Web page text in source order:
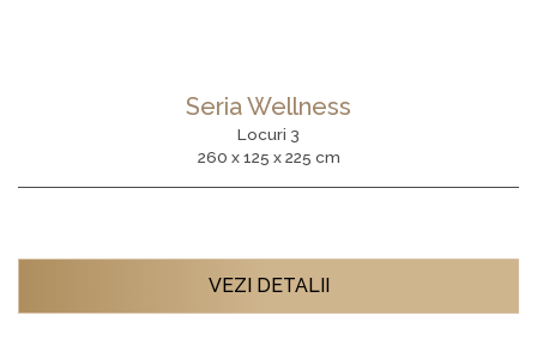
Seria Wellness
Locuri 3
260 x 125 x 225 cm
VEZI DETALII